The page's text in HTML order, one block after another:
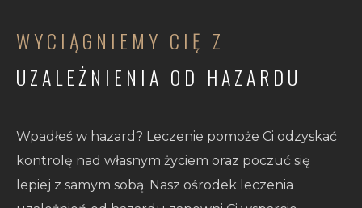
WYCIĄGNIEMY CIĘ Z
UZALEŻNIENIA OD HAZARDU
Wpadłeś w hazard? Leczenie pomoże Ci odzyskać
kontrolę nad własnym życiem oraz poczuć się
lepiej z samym sobą. Nasz ośrodek leczenia